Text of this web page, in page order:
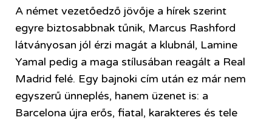
A német vezetőedző jövője a hírek szerint
egyre biztosabbnak tűnik, Marcus Rashford
látványosan jól érzi magát a klubnál, Lamine
Yamal pedig a maga stílusában reagált a Real
Madrid felé. Egy bajnoki cím után ez már nem
egyszerű ünneplés, hanem üzenet is: a
Barcelona újra erős, fiatal, karakteres és tele